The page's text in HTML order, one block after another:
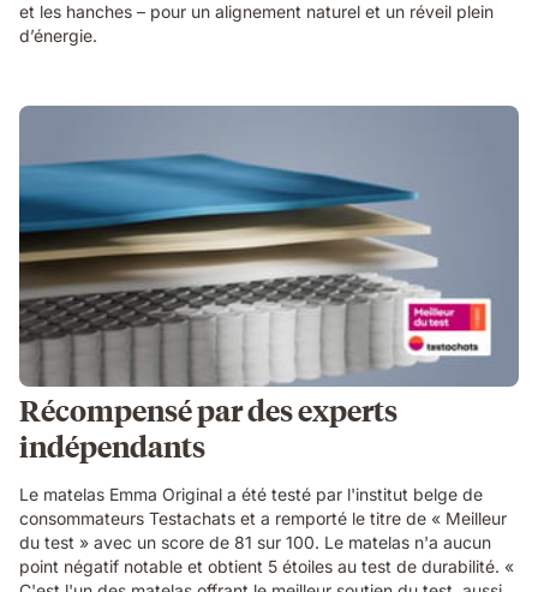
et les hanches – pour un alignement naturel et un réveil plein
d’énergie.
Récompensé par des experts
indépendants
Le matelas Emma Original a été testé par l'institut belge de
consommateurs Testachats et a remporté le titre de « Meilleur
du test » avec un score de 81 sur 100. Le matelas n'a aucun
point négatif notable et obtient 5 étoiles au test de durabilité. «